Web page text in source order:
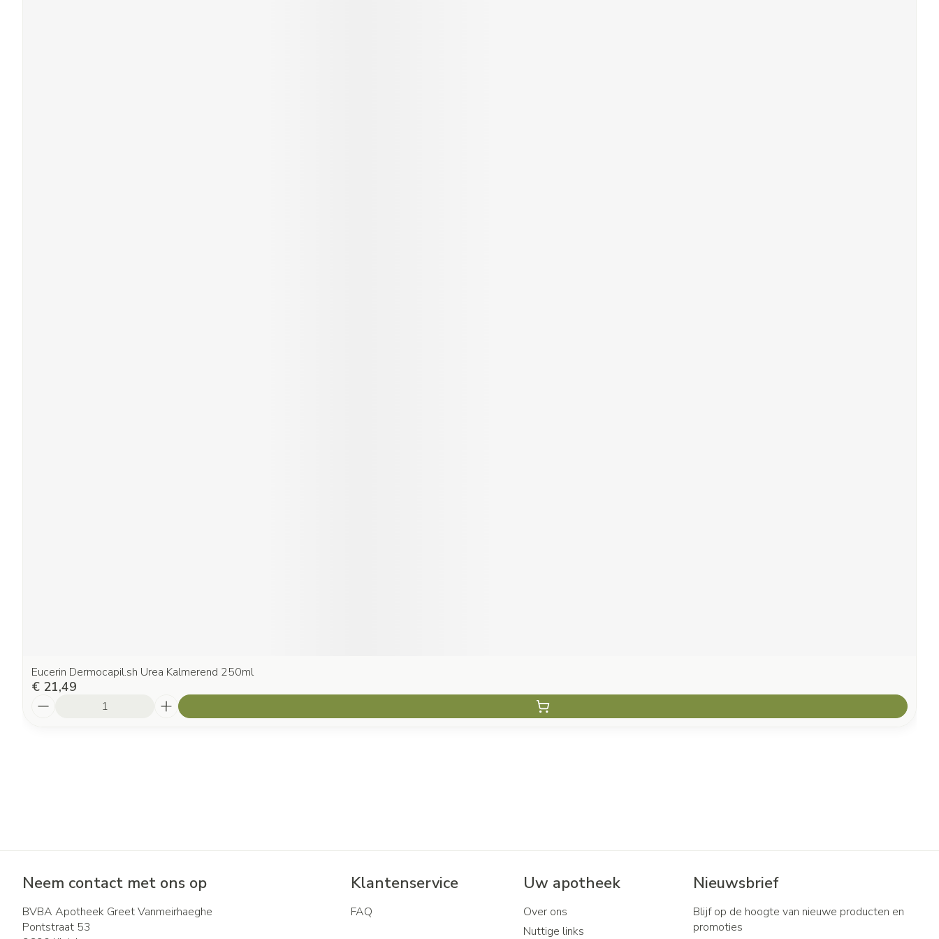
Eucerin Dermocapil.sh Urea Kalmerend 250ml
€ 21,49
Neem contact met ons op
BVBA Apotheek Greet Vanmeirhaeghe
Pontstraat 53
Klantenservice
FAQ
Uw apotheek
Over ons
Nuttige links
Nieuwsbrief
Blijf op de hoogte van nieuwe producten en
promoties